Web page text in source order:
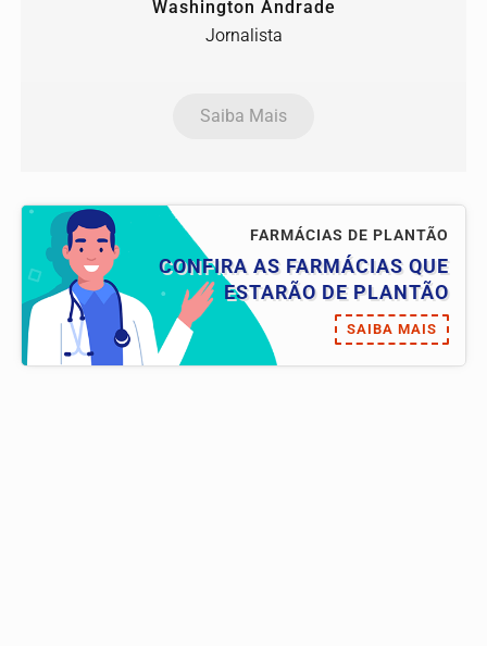
Washington Andrade
Jornalista
Saiba Mais
FARMÁCIAS DE PLANTÃO
CONFIRA AS FARMÁCIAS QUE
ESTARÃO DE PLANTÃO
SAIBA MAIS